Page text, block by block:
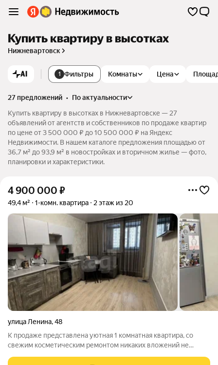
Купить квартиру в высотках
Нижневартовск
AI 1 Фильтры Комнаты Цена
27 предложений •
по актуальности
Купить квартиру в высотках в Нижневартовске — 27
объявлений от агентств и собственников по продаже квартир
по цене от 3 500 000 ₽ до 10 500 000 ₽ на Яндекс
Недвижимости. В нашем каталоге предложения площадью от
36,7 м² до 93,9 м² в новостройках и вторичном жилье — фото,
планировки и характеристики.
4 900 000 ₽
49,4 м² 1-комн. квартира 2 этаж из 20
улица Ленина,48
К продаже представлена уютная 1 комнатная квартира, со
свежим косметическим ремонтом никаких вложений не